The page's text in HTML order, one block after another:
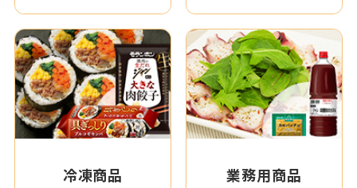
冷凍商品 業務用商品